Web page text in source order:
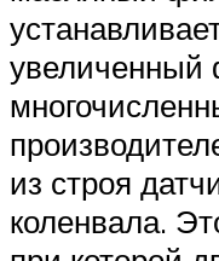
увеличенный
из строя
коленвала.